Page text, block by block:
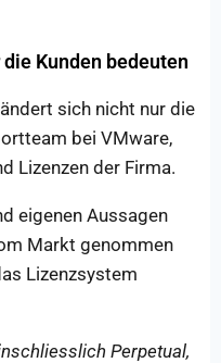
Kunden bedeuten
sich nicht nur die
bei VMware,
Lizenzen der Firma.
eigenen Aussagen
Markt genommen
Lizenzsystem
Perpetual,